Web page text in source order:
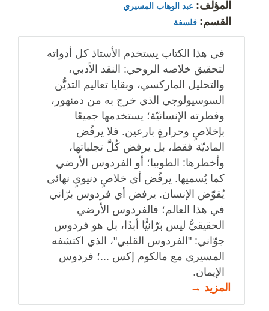
المؤلف: عبد الوهاب المسيري
القسم: فلسفة
في هذا الكتاب يستخدم الأستاذ كل أدواته
لتحقيق خلاصه الروحي: النقد الأدبي،
والتحليل الماركسي، وبقايا تعاليم التديُّن
السوسيولوجي الذي خرج به من دمنهور،
وفطرته الإنسانيّة؛ يستخدمها جميعًا
بإخلاصٍ وحرارةٍ بارعين. فلا يرفُض
الماديّة فقط، بل يرفض كُلَّ تجلياتها،
وأخطرها: الطوبيا؛ أو الفردوس اﻷرضي
كما يُسميها. يرفُض أي خلاصٍ دنيويٍ نهائي
يُقوّض الإنسان. يرفض أي فردوس برّاني
في هذا العالم؛ فالفردوس الأرضي
الحقيقيُّ ليس برّانيًّا أبدًا، بل هو فردوس
جوّاني: "الفردوس القلبي"، الذي اكتشفه
المسيري مع مالكوم إكس ...؛ فردوس
الإيمان.
المزيد →